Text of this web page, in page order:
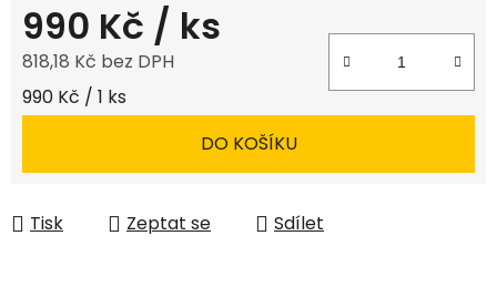
990 Kč / ks
818,18 Kč bez DPH
Měrná cena:
990 Kč / 1 ks
DO KOŠÍKU
Tisk Zeptat se Sdílet